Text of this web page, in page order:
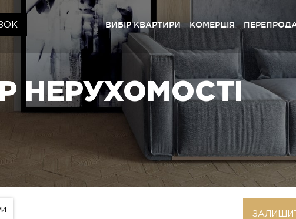
ВИБІР КВАРТИРИ КОМЕРЦІЯ
Київ
ЖК «Щасливий Grand»
ЖК «Crystal Avenue»
ЖК «Щасливий»
ЖК «Щасливий» Софіївська
Львів
ЖК «Lypynsky» Львів
НЕРУХОМОСТІ